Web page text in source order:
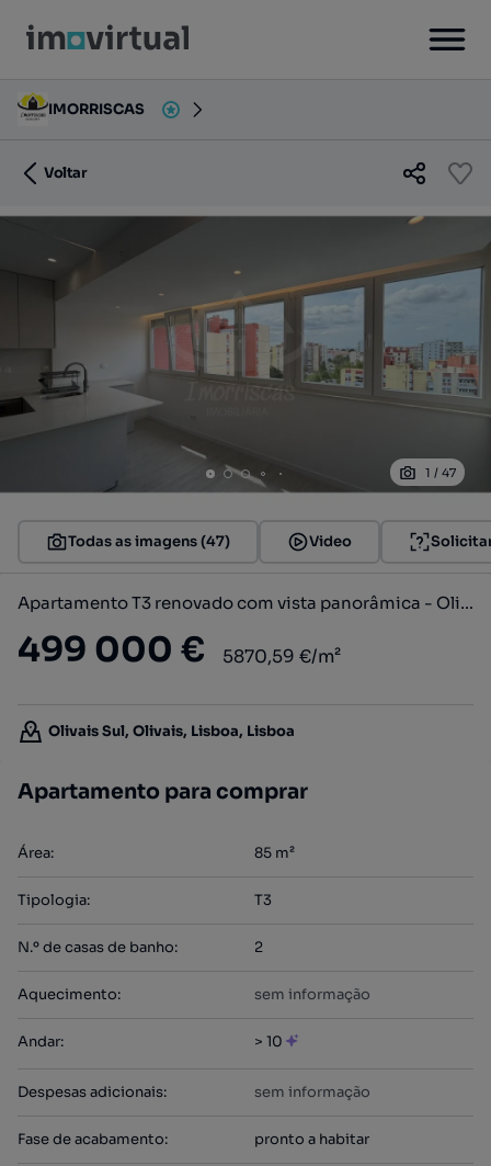
IMORRISCAS
Voltar
1 / 47
Todas as imagens (47) Video
Apartamento T3 renovado com vista panorâmica - Olivais
499 000 € 5870,59 €/m²
Olivais Sul, Olivais, Lisboa, Lisboa
Apartamento para comprar
Área: 85 m²
Tipologia: T3
N.º de casas de banho: 2
Aquecimento: sem informação
Andar: > 10
Despesas adicionais: sem informação
Fase de acabamento: pronto a habitar